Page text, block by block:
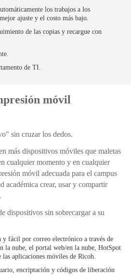
los trabajos a los
ajuste y el costo más bajo.
de las copias y recargue con
de TI.
móvil
sin cruzar los dedos.
más dispositivos móviles que maletas
cualquier momento y en cualquier
móvil adecuada para el campus
académica crear, usar y compartir
dispositivos sin sobrecargar a su
fácil por correo electrónico a través de
la nube, el portal web/en la nube, HotSpot
aplicaciones móviles de Ricoh.
encriptación y códigos de liberación